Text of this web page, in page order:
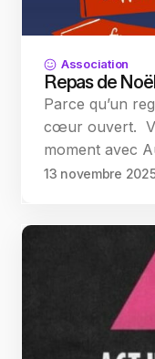
Association
Repas de
Parce qu’un
cœur ouvert.
moment avec
13 novembre